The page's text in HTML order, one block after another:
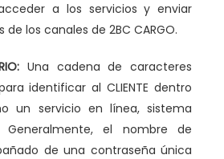
acceder a los servicios y enviar
los canales de 2BC CARGO.
Una cadena de caracteres
identificar al CLIENTE dentro
un servicio en línea, sistema
el nombre de
de una contraseña única